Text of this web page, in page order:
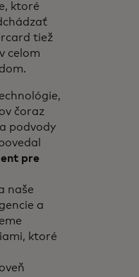
ktoré
tiež
celom
čoraz
podvody
pre
naše
a
ktoré